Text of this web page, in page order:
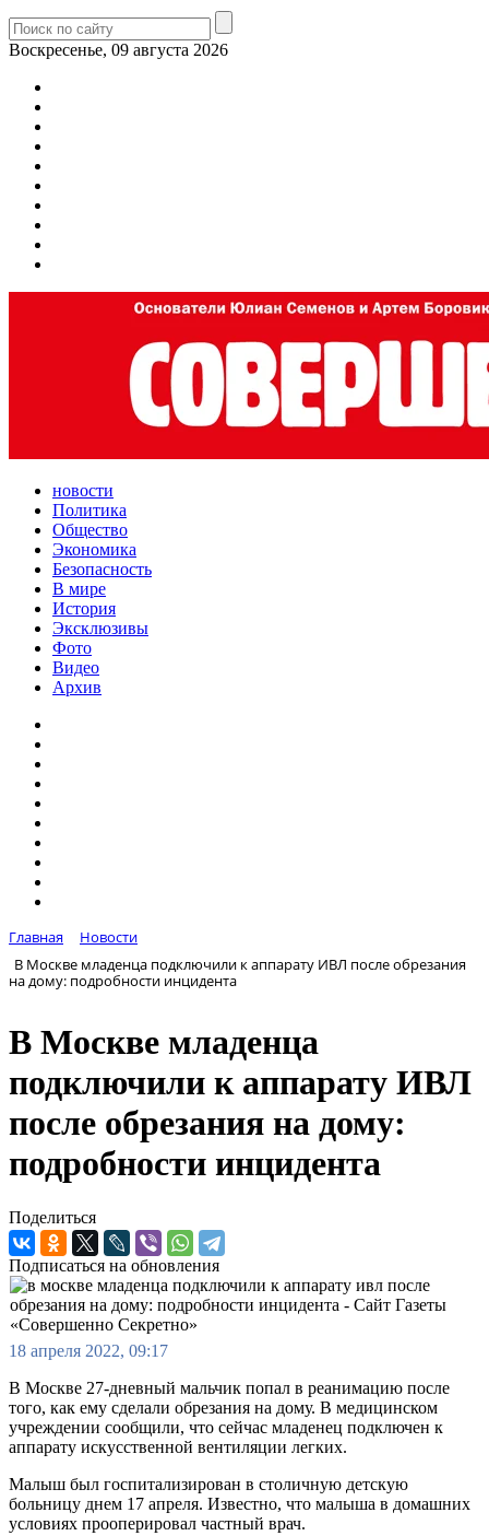
Воскресенье, 09 августа 2026
новости
Политика
Общество
Экономика
Безопасность
В мире
История
Эксклюзивы
Фото
Видео
Архив
Главная
Новости
В Москве младенца подключили к аппарату ИВЛ после обрезания
на дому: подробности инцидента
В Москве младенца
подключили к аппарату ИВЛ
после обрезания на дому:
подробности инцидента
Поделиться
Подписаться на обновления
18 апреля 2022, 09:17
В Москве 27-дневный мальчик попал в реанимацию после
того, как ему сделали обрезания на дому. В медицинском
учреждении сообщили, что сейчас младенец подключен к
аппарату искусственной вентиляции легких.
Малыш был госпитализирован в столичную детскую
больницу днем 17 апреля. Известно, что малыша в домашних
условиях прооперировал частный врач.